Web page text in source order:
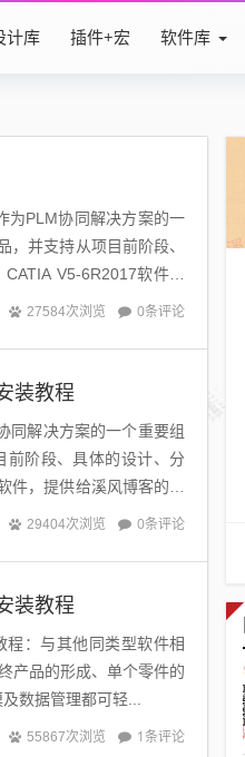
计库 插件+宏 软件库
为PLM协同解决方案的一
并支持从项目前阶段、
V5-6R2017软件下
27584次浏览 0条评论
装教程
同解决方案的一个重要组
前阶段、具体的设计、分
，提供给溪风博客的博
29404次浏览 0条评论
装教程
：与其他同类型软件相
产品的形成、单个零件的
数据管理都可轻...
55867次浏览 1条评论